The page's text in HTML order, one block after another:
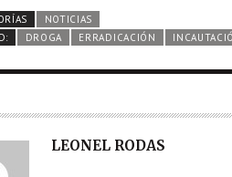
NOTICIAS
DROGA ERRADICACIÓN
A
LEONEL RODAS